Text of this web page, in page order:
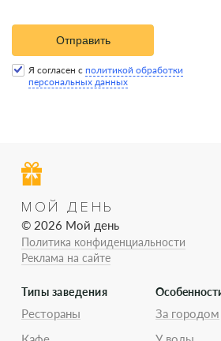
Отправить
Я согласен с политикой обработки
персональных данных
МОЙ ДЕНЬ
© 2026 Мой день
Политика конфиденциальности
Реклама на сайте
Типы заведения
Рестораны
За городом